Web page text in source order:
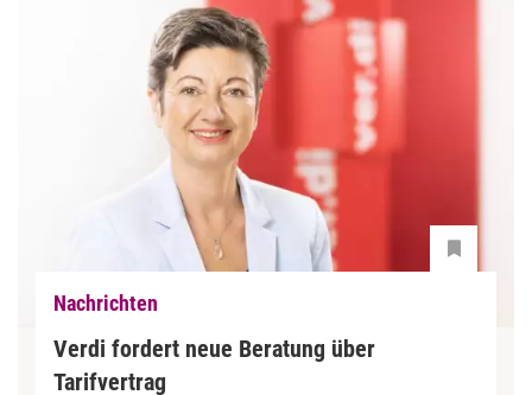
Nachrichten
Verdi fordert neue Beratung über
Tarifvertrag